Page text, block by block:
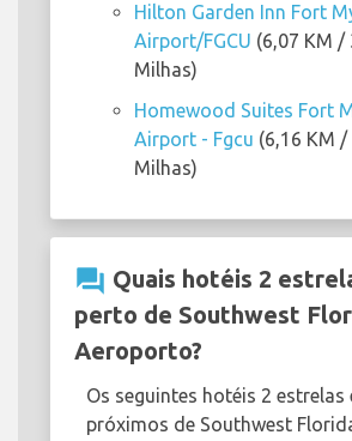
Hilton Garden Inn Fort
Airport/FGCU (6,07 KM /
Milhas)
Homewood Suites Fort
Airport - Fgcu (6,16 KM /
Milhas)
question_answer Quais hotéis 2
perto de Southwest
Aeroporto?
Os seguintes hotéis 2 estrelas
próximos de Southwest